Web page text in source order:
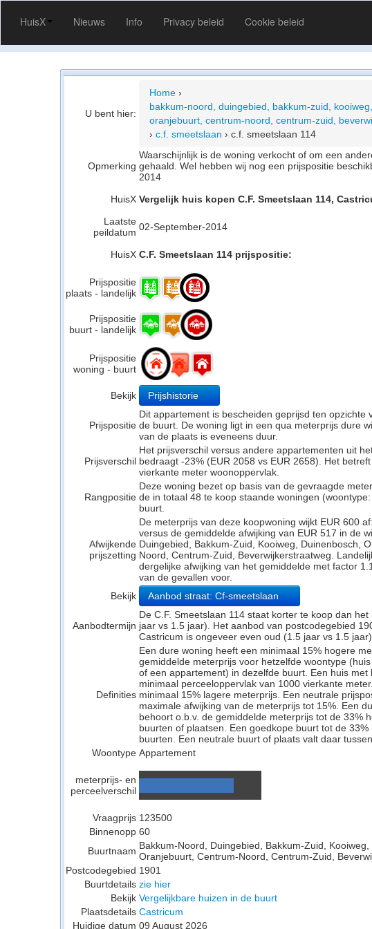
HuisX Nieuws Info Privacy beleid Cookie beleid
U bent hier:
Home ›
bakkum-noord, duingebied, bakkum-zuid,
oranjebuurt, centrum-noord, centrum-zuid,
› c.f. smeetslaan › c.f. smeetslaan 114
Opmerking
Waarschijnlijk is de woning verkocht of om een
gehaald. Wel hebben wij nog een prijspositie
2014
HuisX Vergelijk huis kopen C.F. Smeetslaan 114,
Laatste
peildatum 02-September-2014
HuisX C.F. Smeetslaan 114 prijspositie:
Prijspositie
plaats - landelijk
Prijspositie
buurt - landelijk
Prijspositie
woning - buurt
Bekijk Prijshistorie
Prijspositie
Dit appartement is bescheiden geprijsd ten opzichte
de buurt. De woning ligt in een qua meterprijs dure
van de plaats is eveneens duur.
Prijsverschil
Het prijsverschil versus andere appartementen uit
bedraagt -23% (EUR 2058 vs EUR 2658). Het
vierkante meter woonoppervlak.
Rangpositie
Deze woning bezet op basis van de gevraagde
de in totaal 48 te koop staande woningen
buurt.
Afwijkende
prijszetting
De meterprijs van deze koopwoning wijkt EUR 600
versus de gemiddelde afwijking van EUR 517 in de
Duingebied, Bakkum-Zuid, Kooiweg, Duinenbosch,
Noord, Centrum-Zuid, Beverwijkerstraatweg.
dergelijke afwijking van het gemiddelde met factor
van de gevallen voor.
Bekijk
Aanbod straat: Cf-smeetslaan
Aanbodtermijn
De C.F. Smeetslaan 114 staat korter te koop dan
jaar vs 1.5 jaar). Het aanbod van postcodegebied
Castricum is ongeveer even oud (1.5 jaar vs 1.5 jaar).
Definities
Een dure woning heeft een minimaal 15% hogere
gemiddelde meterprijs voor hetzelfde woontype
of een appartement) in dezelfde buurt. Een huis met
minimaal perceeloppervlak van 1000 vierkante
minimaal 15% lagere meterprijs. Een neutrale
maximale afwijking van de meterprijs tot 15%. Een
behoort o.b.v. de gemiddelde meterprijs tot de 33%
buurten of plaatsen. Een goedkope buurt tot de
buurten. Een neutrale buurt of plaats valt daar
Woontype Appartement
meterprijs- en
perceelverschil
Vraagprijs 123500
Binnenopp 60
Buurtnaam Bakkum-Noord, Duingebied, Bakkum-Zuid, Kooiweg,
Oranjebuurt, Centrum-Noord, Centrum-Zuid,
Postcodegebied 1901
Buurtdetails zie hier
Bekijk Vergelijkbare huizen in de buurt
Plaatsdetails Castricum
Huidige datum 09 August 2026